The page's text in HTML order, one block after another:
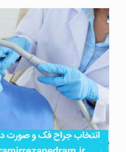
CMI
برای
جایگزینی
دندان